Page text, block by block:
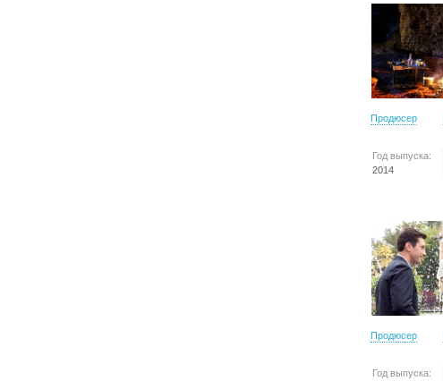
Продюсер
Год выпуска:
2014
Продюсер
Год выпуска: